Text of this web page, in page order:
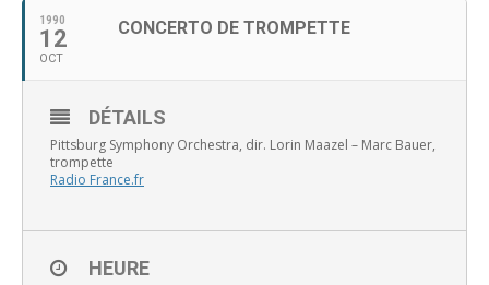
1990
12
OCT
CONCERTO DE TROMPETTE
DÉTAILS
Pittsburg Symphony Orchestra, dir. Lorin Maazel – Marc Bauer,
trompette
Radio France.fr
HEURE